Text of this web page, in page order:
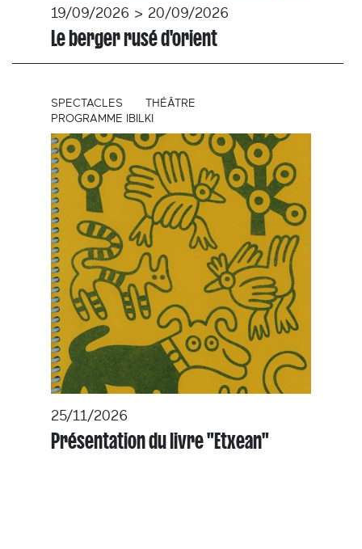
19/09/2026 > 20/09/2026
Le berger rusé d'orient
SPECTACLES
THÉÂTRE
PROGRAMME IBILKI
25/11/2026
Présentation du livre "Etxean"